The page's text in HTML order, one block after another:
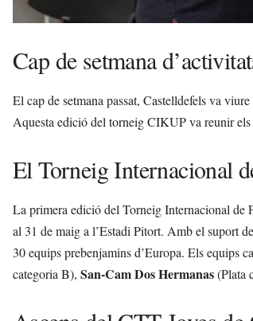
Cap de setmana
El cap de setmana passat, Castelldefels va
Aquesta edició del torneig CIKUP va reunir els
El Torneig Internacional
La primera edició del Torneig Internacional de
al 31 de maig a l’Estadi Pitort. Amb el suport
30 equips prebenjamins d’Europa. Els equips
categoria B), San-Cam Dos Hermanas(Plata